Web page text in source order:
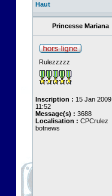
Haut
Princesse Mariana
Rulezzzzz
Inscription : 15 Jan 2009,
11:52
Message(s) : 3688
Localisation : CPCrulez
botnews